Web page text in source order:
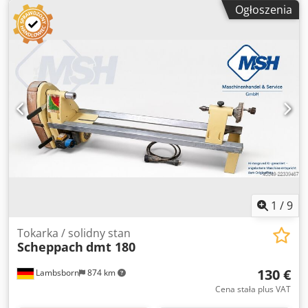
lub dwóch przejść Hydrauliczna jednostka kopiująca z
sondą dotykową Maksymalna odległość między centrami
mm 1300 Maksymalna średnica mm 250 Średnica tulei
konika mm 60 Skok tulei konika mm 100 Prędkość posuwu
wózka mt/min 0/6 Prędkość powrotna wózka mt/min 7,33
Prędkość obrotowa wrzeciona obr/min
900/1500/1800/2250/3000/4500
Ogłoszenia
1 /9
Lambsborn 874 km
Tokarka / solidny stan
Scheppach dmt 180
130 €
Cena stała plus VAT